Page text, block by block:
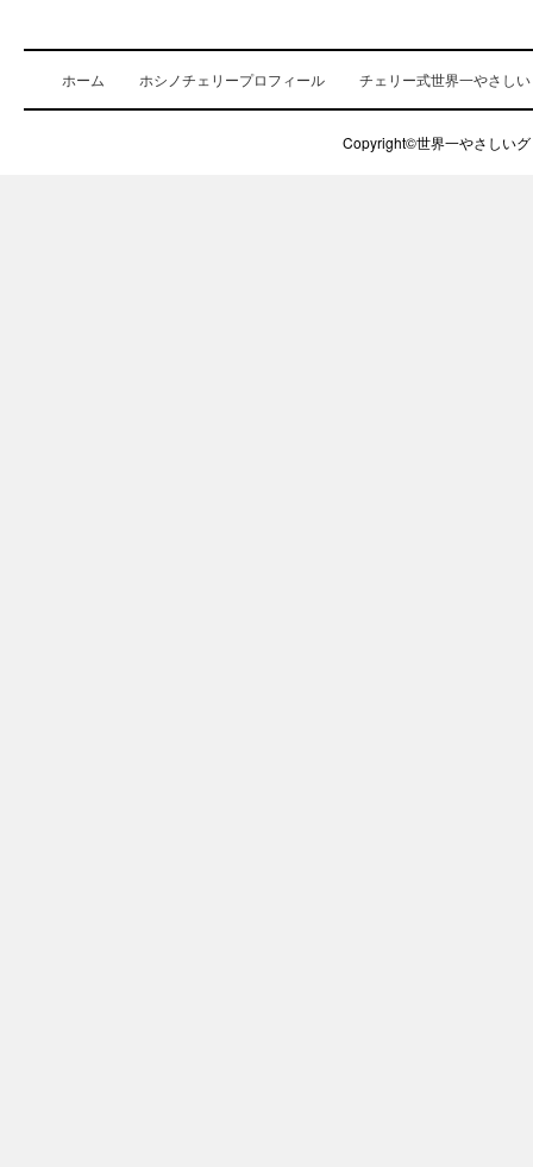
ホーム ホシノチェリープロフィール チェリー式世界一やさし
Copyright©世界一やさしい